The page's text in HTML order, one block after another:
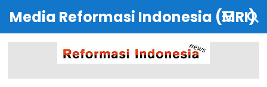
Media Reformasi Indonesia (MRI)